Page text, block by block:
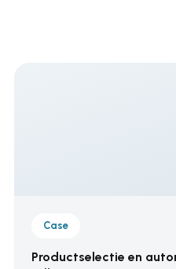
Case
Productselectie en